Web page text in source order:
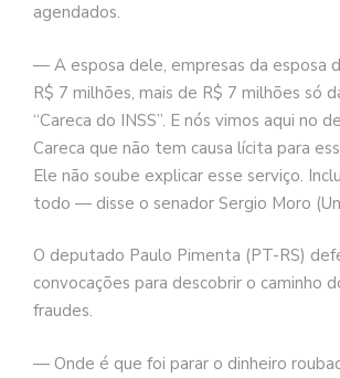
agendados.
— A esposa dele, empresas da esposa
R$ 7 milhões, mais de R$ 7 milhões só
“Careca do INSS”. E nós vimos aqui no
Careca que não tem causa lícita para
Ele não soube explicar esse serviço.
todo — disse o senador Sergio Moro
O deputado Paulo Pimenta (PT-RS)
convocações para descobrir o caminho
fraudes.
— Onde é que foi parar o dinheiro